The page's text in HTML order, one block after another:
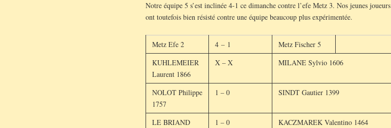
Notre équipe 5 s’est inclinée 4-1 ce dimanche contre l’efe Metz 3. Nos jeunes joueurs
ont toutefois bien résisté contre une équipe beaucoup plus expérimentée.
Metz Efe 2 4 – 1
Metz Fischer 5
KUHLEMEIER
Laurent 1866
X – X MILANE Sylvio 1606
NOLOT Philippe
1757
1 – 0 SINDT Gautier 1399
LE BRIAND
1 – 0 KACZMAREK Valentino 1464